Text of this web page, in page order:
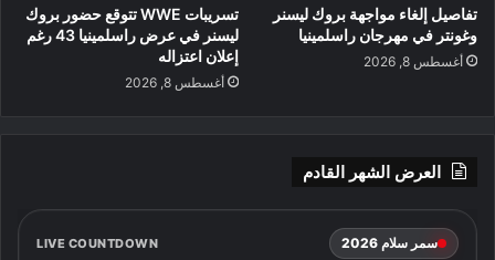
تفاصيل إلغاء مواجهة بروك ليسنر
وغونتر في مهرجان راسلمينيا
أغسطس 8, 2026
تسريبات WWE تتوقع حضور بروك
ليسنر في عرض راسلمينيا 43 رغم
إعلان اعتزاله
أغسطس 8, 2026
العرض الشهر القادم
سمر سلام 2026 LIVE COUNTDOWN